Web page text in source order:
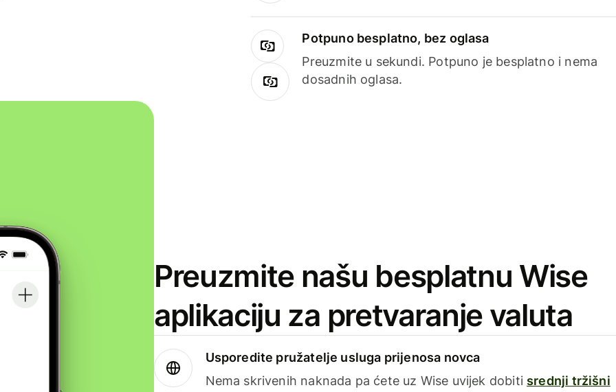
Potpuno besplatno, bez oglasa
Preuzmite u sekundi. Potpuno je besplatno i nema
dosadnih oglasa.
Preuzmite našu besplatnu Wise
aplikaciju za pretvaranje valuta
Usporedite pružatelje usluga prijenosa novca
Nema skrivenih naknada pa ćete uz Wise uvijek dobiti srednji tržišni